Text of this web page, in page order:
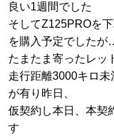
良い1週間でした
そしてZ125PROを
を購入予定でしたが
たまたま寄ったレッ
走行距離3000キロ
が有り昨日、
仮契約し本日、本契
す